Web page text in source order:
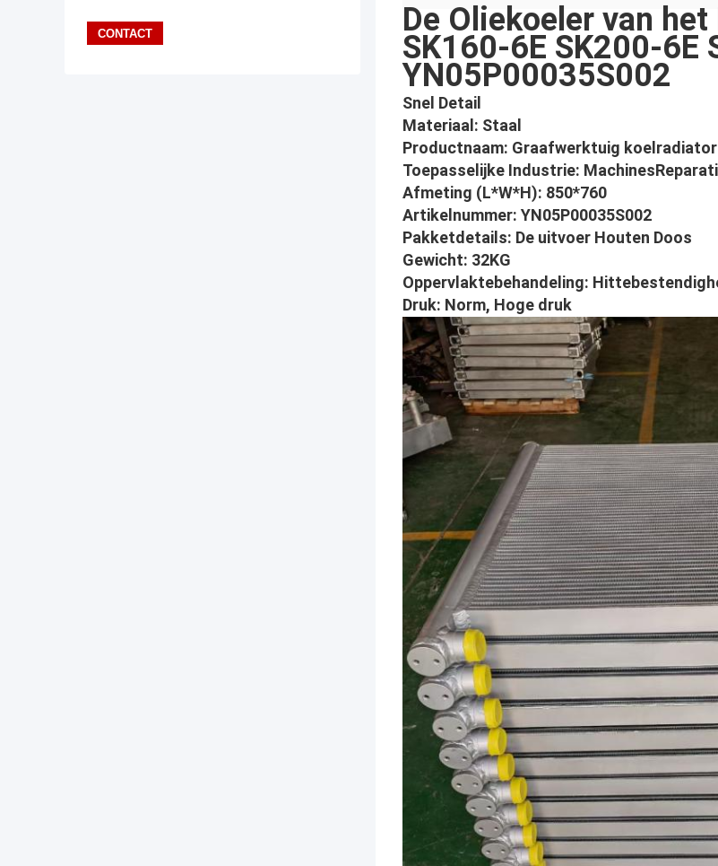
De Oliekoeler van
SK160-6E SK200-6E
YN05P00035S002
Snel Detail
Materiaal: Staal
Productnaam: Graafwerktuig koelradiator
Toepasselijke Industrie:
Afmeting (L*W*H): 850*760
Artikelnummer: YN05P00035S002
Pakketdetails: De uitvoer Houten Doos
Gewicht: 32KG
Oppervlaktebehandeling:
Druk: Norm, Hoge druk